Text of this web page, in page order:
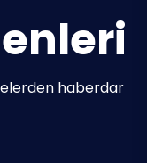
haberdar